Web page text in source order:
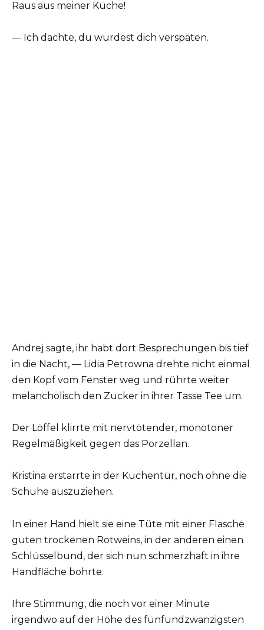
Raus aus meiner Küche!
— Ich dachte, du würdest dich verspäten.
Andrej sagte, ihr habt dort Besprechungen bis tief
in die Nacht, — Lidia Petrowna drehte nicht einmal
den Kopf vom Fenster weg und rührte weiter
melancholisch den Zucker in ihrer Tasse Tee um.
Der Löffel klirrte mit nervtötender, monotoner
Regelmäßigkeit gegen das Porzellan.
Kristina erstarrte in der Küchentür, noch ohne die
Schuhe auszuziehen.
In einer Hand hielt sie eine Tüte mit einer Flasche
guten trockenen Rotweins, in der anderen einen
Schlüsselbund, der sich nun schmerzhaft in ihre
Handfläche bohrte.
Ihre Stimmung, die noch vor einer Minute
irgendwo auf der Höhe des fünfundzwanzigsten